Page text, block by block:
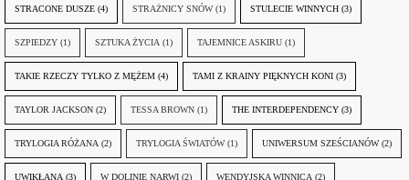
STRACONE DUSZE (4) STRAŻNICY SNÓW (1) STULECIE WINNYCH (3)
SZPIEDZY (1) SZTUKA ŻYCIA (1) TAJEMNICE ASKIRU (1)
TAKIE RZECZY TYLKO Z MĘŻEM (4) TAMI Z KRAINY PIĘKNYCH KONI (3)
TAYLOR JACKSON (2) TESSA BROWN (1) THE INTERDEPENDENCY (3)
TRYLOGIA RÓŻANA (2) TRYLOGIA ŚWIATÓW (1) UNIWERSUM SZEŚCIANÓW (2)
UWIKŁANA (3) W DOLINIE NARWI (2) WENDYJSKA WINNICA (2)